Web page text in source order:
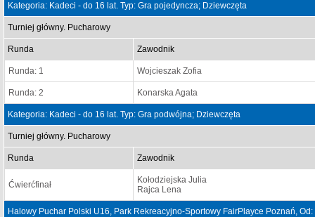
Kategoria: Kadeci - do 16 lat. Typ: Gra pojedyncza; Dziewczęta
Turniej główny. Pucharowy
Runda Zawodnik
Runda: 1 Wojcieszak Zofia
Runda: 2 Konarska Agata
Kategoria: Kadeci - do 16 lat. Typ: Gra podwójna; Dziewczęta
Turniej główny. Pucharowy
Runda Zawodnik
Ćwierćfinał
Kołodziejska Julia
Rajca Lena
Halowy Puchar Polski U16, Park Rekreacyjno-Sportowy FairPlayce Poznań,